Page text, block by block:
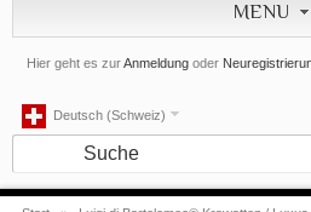
Hier geht es zurAnmeldung oder
MENU
Deutsch (Schweiz)